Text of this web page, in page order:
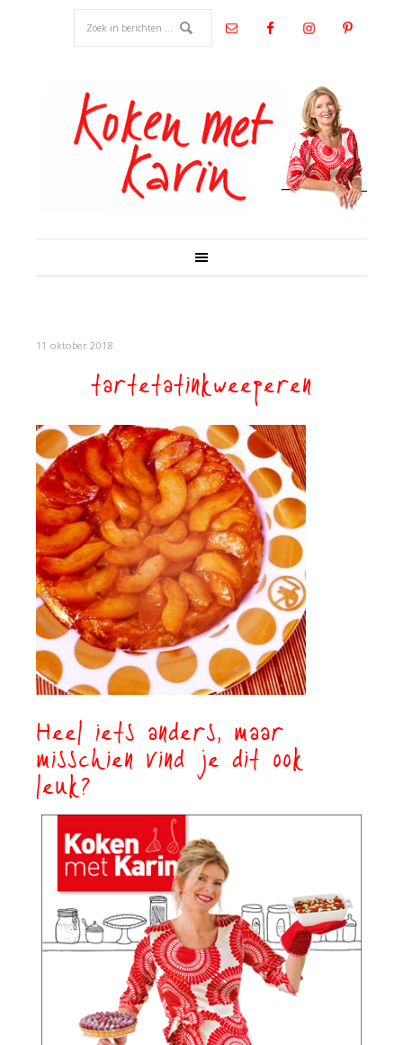
11 oktober 2018
tartetatinkweeperen
Heel iets anders, maar
misschien vind je dit ook
leuk?